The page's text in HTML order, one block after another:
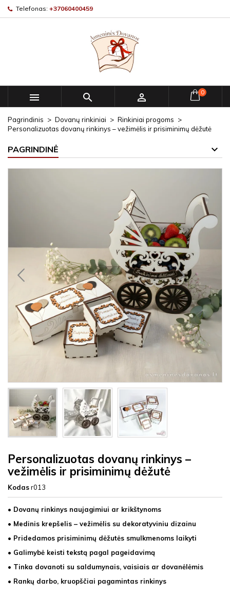
Telefonas: +37060400459
   0
Pagrindinis Dovanų rinkiniai
Rinkiniai progoms
Personalizuotas dovanų rinkinys – vežimėlis ir prisiminimų dėžutė
PAGRINDINĖ
Personalizuotas dovanų rinkinys –
vežimėlis ir prisiminimų dėžutė
Kodasr013
• Dovanų rinkinys naujagimiui ar krikštynoms
• Medinis krepšelis – vežimėlis su dekoratyviniu dizainu
• Pridedamos prisiminimų dėžutės smulkmenoms laikyti
• Galimybė keisti tekstą pagal pageidavimą
• Tinka dovanoti su saldumynais, vaisiais ar dovanėlėmis
• Rankų darbo, kruopščiai pagamintas rinkinys